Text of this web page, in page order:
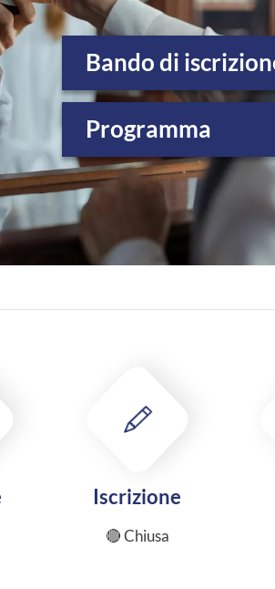
Bando di
Programma
Iscrizione
🔴 Chiusa